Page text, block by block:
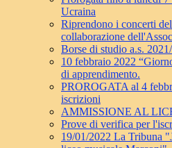
Ucraina
Riprendono i concerti
collaborazione
Borse di studio a.s.
10 febbraio 2022
di apprendimento.
PROROGATA al 4
iscrizioni
AMMISSIONE AL
Prove di verifica per
19/01/2022 La Tribuna